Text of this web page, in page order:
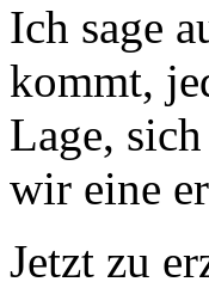
Ich sage
kommt,
Lage,
wir eine
Jetzt zu